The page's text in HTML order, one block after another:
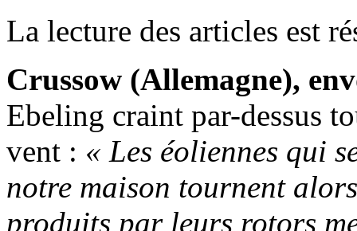
La lecture des articles est
Crussow (Allemagne),
Ebeling craint par-dessus
vent : « Les éoliennes qui
notre maison tournent
produits par leurs rotors